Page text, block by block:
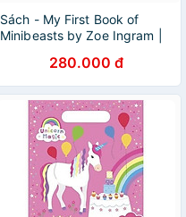
Sách - My First Book of
Minibeasts by Zoe Ingram |
Nature Science Book
280.000 đ